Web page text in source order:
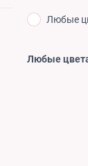
Любые
Любые